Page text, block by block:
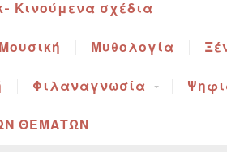
Κινούμενα σχέδια
Μουσική Μυθολογία
Φιλαναγνωσία
ΘΕΜΑΤΩΝ